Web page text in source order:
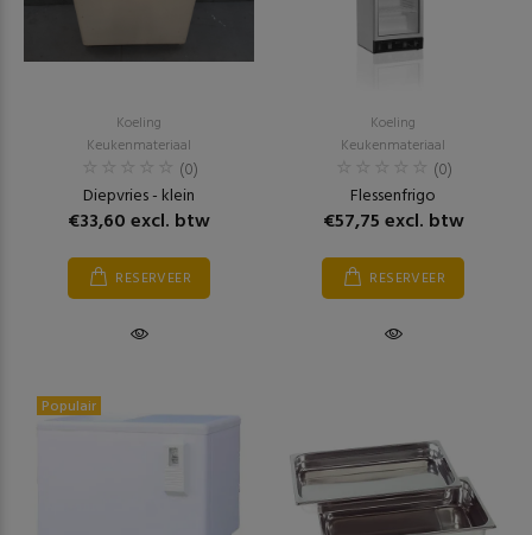
Koeling
Keukenmateriaal
(0)
Diepvries - klein
€33,60 excl. btw
RESERVEER
Koeling
Keukenmateriaal
(0)
Flessenfrigo
€57,75 excl. btw
RESERVEER
Populair